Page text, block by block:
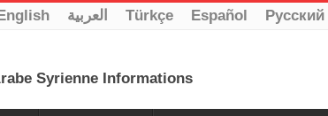
العربية Türkçe Español Pусский